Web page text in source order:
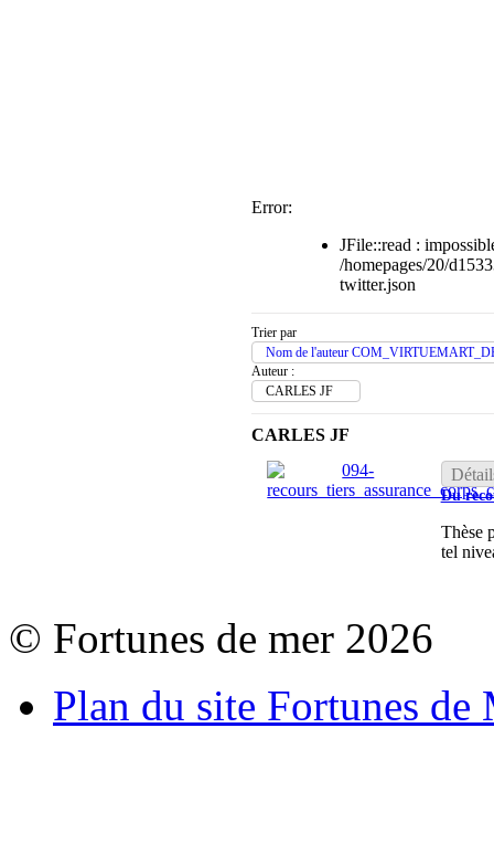
Error:
JFile::read :
/homepages/20/
twitter.json
Trier par
Nom de l'auteur
Auteur :
CARLES JF
CARLES JF
Du
Thèse
tel
© Fortunes de mer 2026
Plan du site Fortunes de